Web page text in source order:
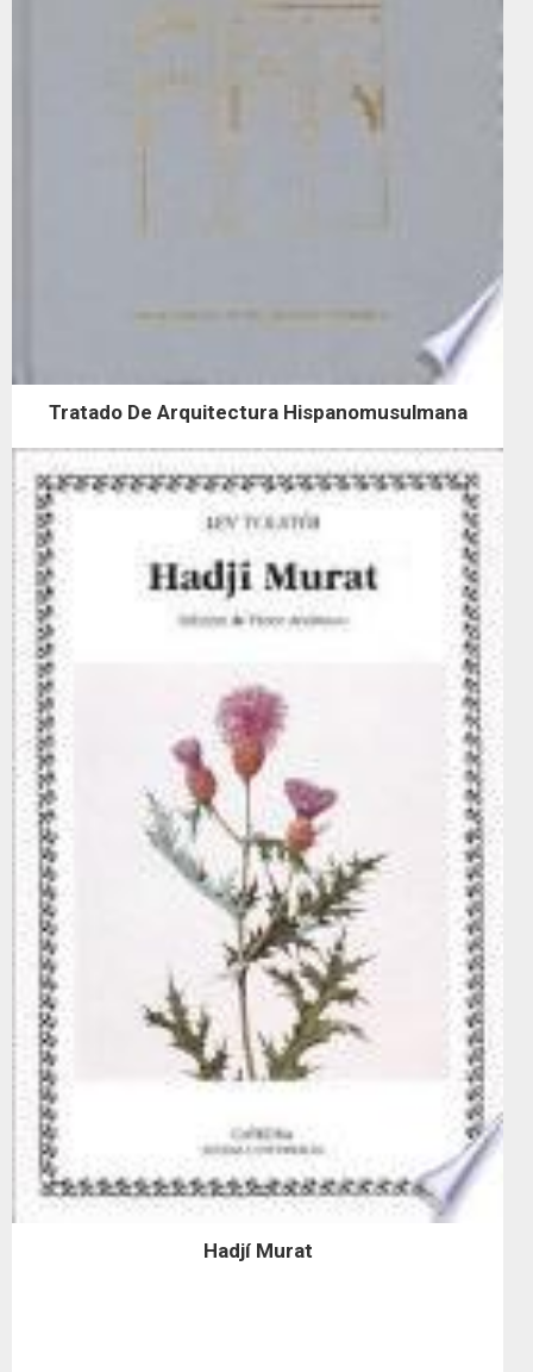
Tratado De Arquitectura Hispanomusulmana
Hadjí Murat